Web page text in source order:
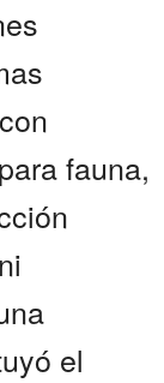
fauna,
el